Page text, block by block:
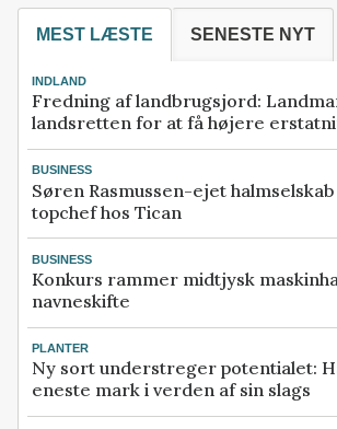
MEST LÆSTE SENESTE NYT
INDLAND
Fredning af landbrugsjord:
landsretten for at få højere
BUSINESS
Søren Rasmussen-ejet
topchef hos Tican
BUSINESS
Konkurs rammer midtjysk
navneskifte
PLANTER
Ny sort understreger potentialet:
eneste mark i verden af sin slags